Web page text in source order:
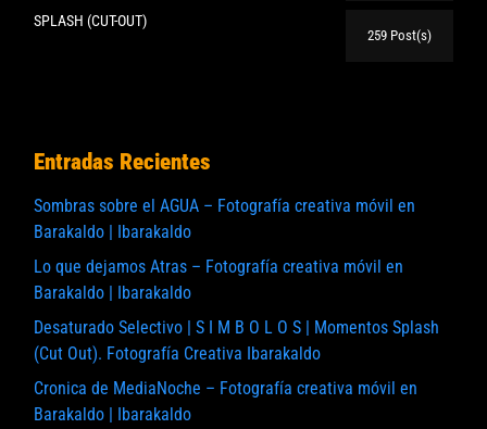
SPLASH (CUT-OUT)
259 Post(s)
Entradas Recientes
Sombras sobre el AGUA – Fotografía creativa móvil en
Barakaldo | Ibarakaldo
Lo que dejamos Atras – Fotografía creativa móvil en
Barakaldo | Ibarakaldo
Desaturado Selectivo | S I M B O L O S | Momentos Splash
(Cut Out). Fotografía Creativa Ibarakaldo
Cronica de MediaNoche – Fotografía creativa móvil en
Barakaldo | Ibarakaldo